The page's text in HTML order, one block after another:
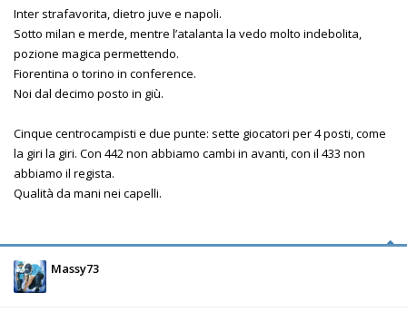
Inter strafavorita, dietro juve e napoli.
Sotto milan e merde, mentre l’atalanta la vedo molto indebolita,
pozione magica permettendo.
Fiorentina o torino in conference.
Noi dal decimo posto in giù.
Cinque centrocampisti e due punte: sette giocatori per 4 posti, come
la giri la giri. Con 442 non abbiamo cambi in avanti, con il 433 non
abbiamo il regista.
Qualità da mani nei capelli.
Massy73